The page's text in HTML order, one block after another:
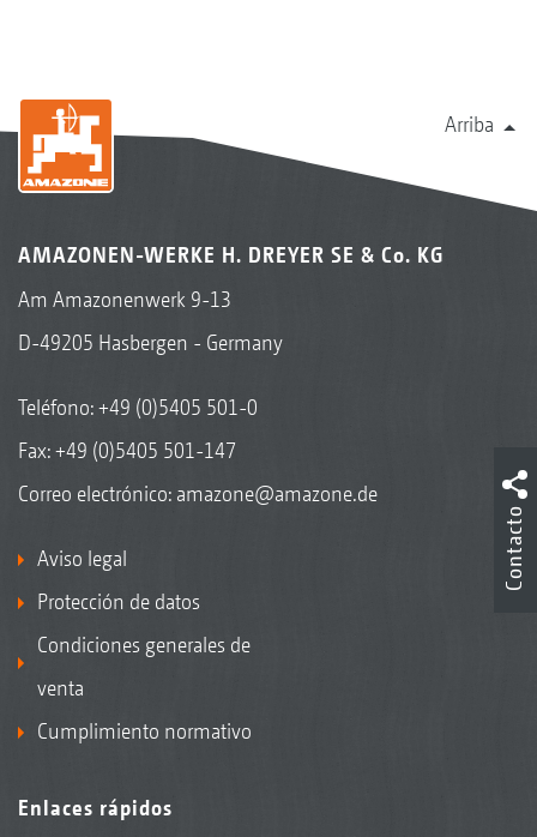
Arriba
AMAZONEN-WERKE H. DREYER SE & Co. KG
Am Amazonenwerk 9-13
D-49205 Hasbergen - Germany
Teléfono:+49 (0)5405 501-0
Fax: +49 (0)5405 501-147
Correo electrónico: amazone@amazone.de
Aviso legal
Protección de datos
Condiciones generales de
venta
Cumplimiento normativo
Enlaces rápidos
Contacto